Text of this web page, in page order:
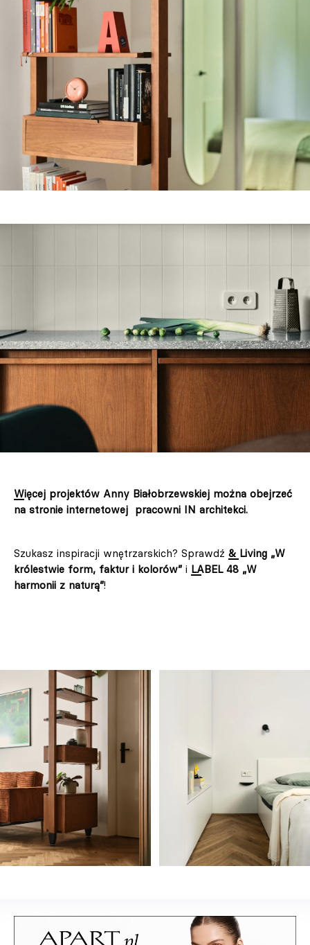
Więcej projektów Anny Białobrzewskiej można obejrzeć
na stronie internetowej pracowni IN architekci.
Szukasz inspiracji wnętrzarskich? Sprawdź & Living „W
królestwie form, faktur i kolorów” i LABEL 48 „W
harmonii z naturą”!